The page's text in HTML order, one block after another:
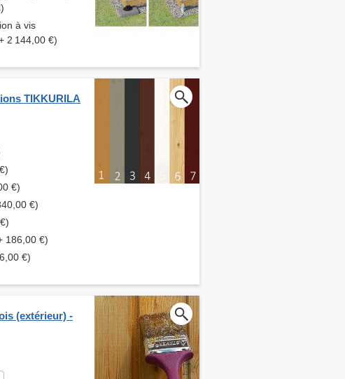
à vis
2 144,00 €)
TIKKURILA
€)
€)
186,00 €)
€)
(extérieur) -